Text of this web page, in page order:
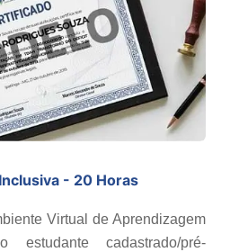
- 20 Horas
Virtual de Aprendizagem
estudante cadastrado/pré-